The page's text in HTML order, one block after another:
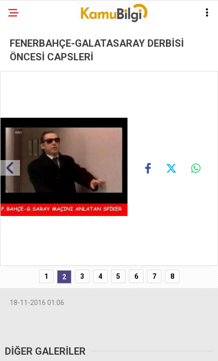
FENERBAHÇE-GALATASARAY DERBİSİ
ÖNCESİ CAPSLERİ
1 2 3 4 5 6 7 8
18-11-2016 01:06
DİĞER GALERİLER